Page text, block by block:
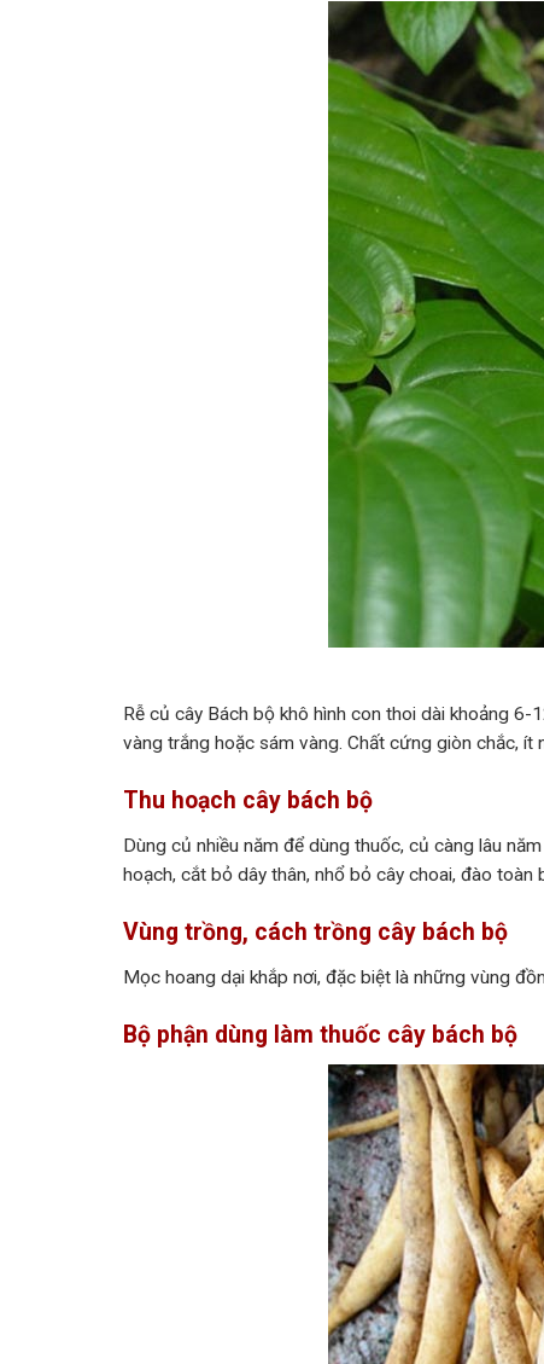
Rễ củ cây Bách bộ khô hình con thoi dài khoảng
vàng trắng hoặc sám vàng. Chất cứng giòn chắc,
Thu hoạch cây bách bộ
Dùng củ nhiều năm để dùng thuốc, củ càng lâu
hoạch, cắt bỏ dây thân, nhổ bỏ cây choai, đào toàn
Vùng trồng, cách trồng cây bách bộ
Mọc hoang dại khắp nơi, đặc biệt là những vùng
Bộ phận dùng làm thuốc cây bách bộ